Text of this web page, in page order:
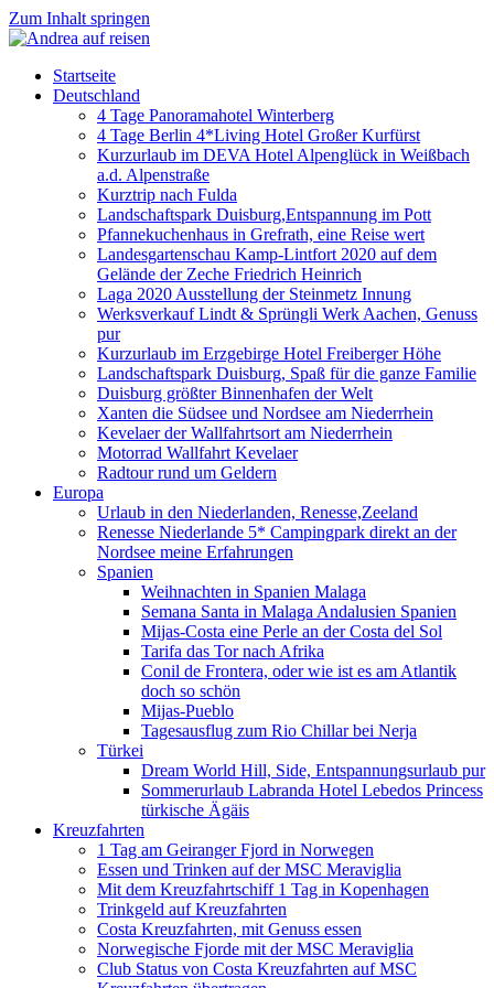
Zum Inhalt springen
Startseite
Deutschland
4 Tage Panoramahotel Winterberg
4 Tage Berlin 4*Living Hotel Großer Kurfürst
Kurzurlaub im DEVA Hotel Alpenglück in Weißbach
a.d. Alpenstraße
Kurztrip nach Fulda
Landschaftspark Duisburg,Entspannung im Pott
Pfannekuchenhaus in Grefrath, eine Reise wert
Landesgartenschau Kamp-Lintfort 2020 auf dem
Gelände der Zeche Friedrich Heinrich
Laga 2020 Ausstellung der Steinmetz Innung
Werksverkauf Lindt & Sprüngli Werk Aachen, Genuss
pur
Kurzurlaub im Erzgebirge Hotel Freiberger Höhe
Landschaftspark Duisburg, Spaß für die ganze Familie
Duisburg größter Binnenhafen der Welt
Xanten die Südsee und Nordsee am Niederrhein
Kevelaer der Wallfahrtsort am Niederrhein
Motorrad Wallfahrt Kevelaer
Radtour rund um Geldern
Europa
Urlaub in den Niederlanden, Renesse,Zeeland
Renesse Niederlande 5* Campingpark direkt an der
Nordsee meine Erfahrungen
Spanien
Weihnachten in Spanien Malaga
Semana Santa in Malaga Andalusien Spanien
Mijas-Costa eine Perle an der Costa del Sol
Tarifa das Tor nach Afrika
Conil de Frontera, oder wie ist es am Atlantik
doch so schön
Mijas-Pueblo
Tagesausflug zum Rio Chillar bei Nerja
Türkei
Dream World Hill, Side, Entspannungsurlaub pur
Sommerurlaub Labranda Hotel Lebedos Princess
türkische Ägäis
Kreuzfahrten
1 Tag am Geiranger Fjord in Norwegen
Essen und Trinken auf der MSC Meraviglia
Mit dem Kreuzfahrtschiff 1 Tag in Kopenhagen
Trinkgeld auf Kreuzfahrten
Costa Kreuzfahrten, mit Genuss essen
Norwegische Fjorde mit der MSC Meraviglia
Club Status von Costa Kreuzfahrten auf MSC